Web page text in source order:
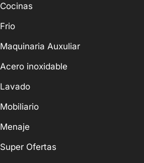
Cocinas
Frio
Maquinaria Auxuliar
Acero inoxidable
Lavado
Mobiliario
Menaje
Super Ofertas